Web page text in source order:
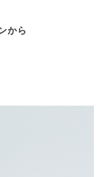
から